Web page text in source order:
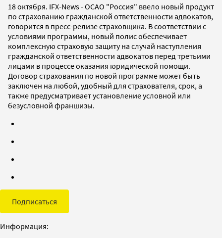
18 октября. IFX-News - ОСАО "Россия" ввело новый продукт
по страхованию гражданской ответственности адвокатов,
говорится в пресс-релизе страховщика. В соответствии с
условиями программы, новый полис обеспечивает
комплексную страховую защиту на случай наступления
гражданской ответственности адвокатов перед третьими
лицами в процессе оказания юридической помощи.
Договор страхования по новой программе может быть
заключен на любой, удобный для страхователя, срок, а
также предусматривает установление условной или
безусловной франшизы.
Подписаться
Информация: